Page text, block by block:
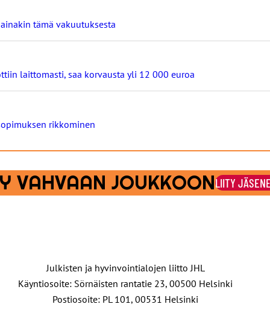
tämä vakuutuksesta
laittomasti, saa korvausta yli 12 000 euroa
rikkominen
VAHVAAN JOUKKOONLIITY
Julkisten ja hyvinvointialojen liitto JHL
Käyntiosoite: Sörnäisten rantatie 23, 00500 Helsinki
Postiosoite: PL 101, 00531 Helsinki